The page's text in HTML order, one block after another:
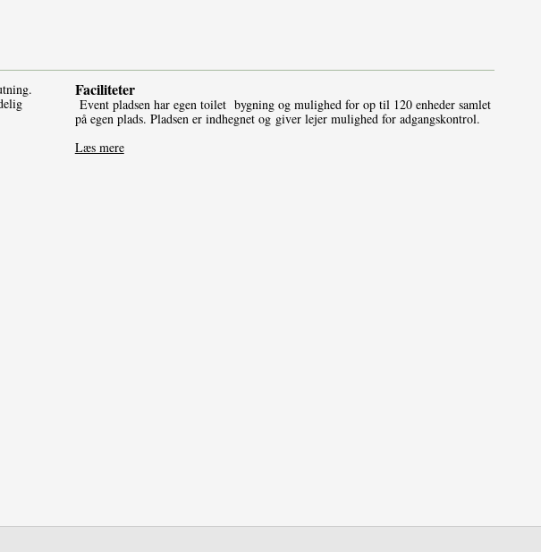
Faciliteter
Event pladsen har egen toilet bygning og mulighed for op til 120 enheder samlet
på egen plads. Pladsen er indhegnet og giver lejer mulighed for adgangskontrol.
Læs mere